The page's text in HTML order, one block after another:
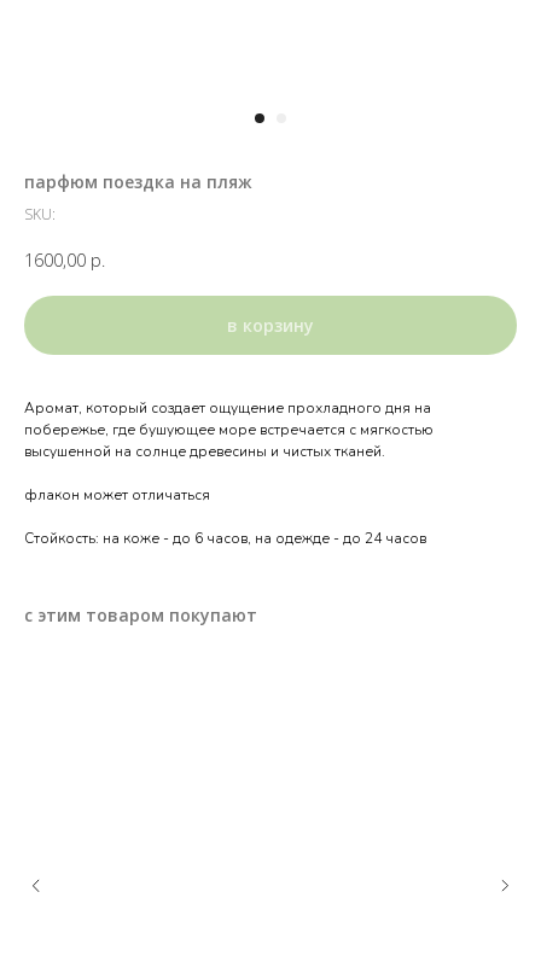
парфюм поездка на пляж
SKU:
1600,00 р.
в корзину
Аромат, который создает ощущение прохладного дня на
побережье, где бушующее море встречается с мягкостью
высушенной на солнце древесины и чистых тканей.
флакон может отличаться
Стойкость: на коже - до 6 часов, на одежде - до 24 часов
с этим товаром покупают